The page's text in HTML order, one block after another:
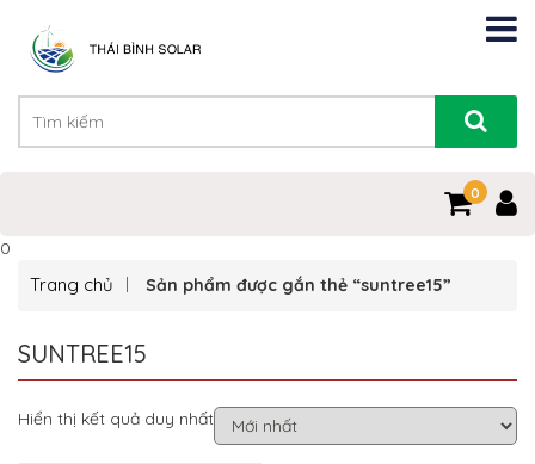
0
0
Trang chủ Sản phẩm được gắn thẻ “suntree15”
SUNTREE15
Hiển thị kết quả duy nhất